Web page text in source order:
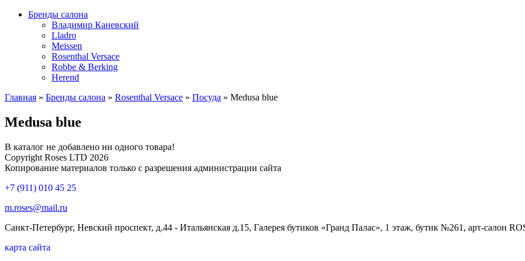
Бренды салона
Владимир Каневский
Lladro
Meissen
Rosenthal Versace
Robbe & Berking
Herend
Главная » Бренды салона » Rosenthal Versace » Посуда » Medusa blue
Medusa blue
В каталог не добавлено ни одного товара!
Copyright Roses LTD 2026
Копирование материалов только с разрешения администрации сайта
+7 (911) 010 45 25
m.roses@mail.ru
Санкт-Петербург, Невский проспект, д.44 - Итальянская д.15, Галерея бутиков «Гранд Палас», 1 этаж, бутик №261, арт-салон
карта сайта